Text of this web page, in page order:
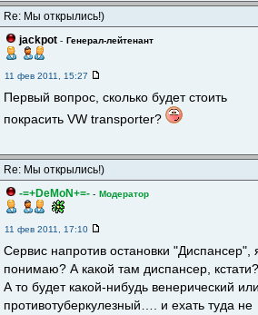
Re: Мы открылись!)
jackpot - Генерал-лейтенант
11 фев 2011, 15:27
Первый вопрос, сколько будет стоить
покрасить VW transporter?
Re: Мы открылись!)
-=+DeMoN+=- - Модератор
11 фев 2011, 17:10
Сервис напротив остановки "Диспансер",
понимаю? А какой там диспансер, кстати?
А то будет какой-нибудь венерический или
противотуберкулезный…. и ехать туда не